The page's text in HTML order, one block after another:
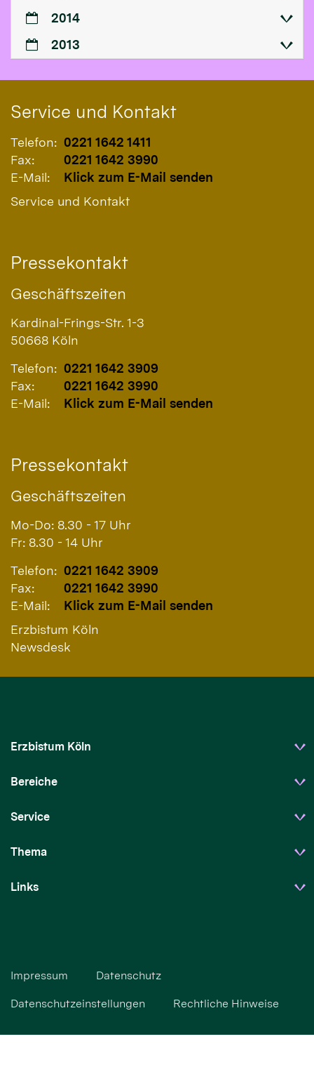
2014
2013
Service und Kontakt
Telefon: 0221 1642 1411
Fax:
0221 1642 3990
E-Mail:
Klick zum E-Mail senden
Service und Kontakt
Pressekontakt
Geschäftszeiten
Kardinal-Frings-Str. 1-3
50668 Köln
Telefon: 0221 1642 3909
Fax:
0221 1642 3990
E-Mail:
Klick zum E-Mail senden
Pressekontakt
Geschäftszeiten
Mo-Do: 8.30 - 17 Uhr
Fr: 8.30 - 14 Uhr
Telefon: 0221 1642 3909
Fax:
0221 1642 3990
E-Mail:
Klick zum E-Mail senden
Erzbistum Köln
Newsdesk
Erzbistum Köln
Bereiche
Service
Thema
Links
Impressum Datenschutz
Datenschutzeinstellungen Rechtliche Hinweise